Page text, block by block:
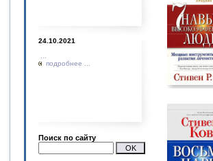
24.10.2021
подробнее ...
Поиск по сайту